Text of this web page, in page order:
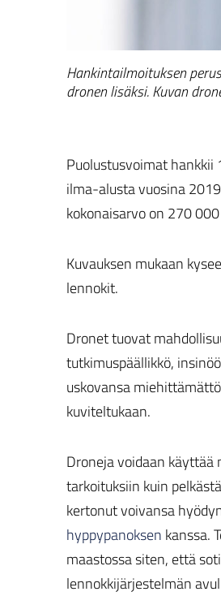
Hankintailmoituksen
dronen lisäksi. Kuvan
Puolustusvoimat
ilma-alusta vuosina
kokonaisarvo on 270
Kuvauksen mukaan
lennokit.
Dronet tuovat
tutkimuspäällikkö,
uskovansa
kuviteltukaan.
Droneja voidaan käyttää
tarkoituksiin kuin
kertonut voivansa
hyppypanoksen kanssa.
maastossa siten, että
lennokkijärjestelmän